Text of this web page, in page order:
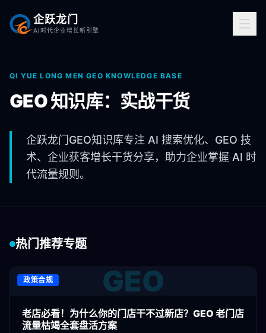
企跃龙门
AI时代企业增长新引擎
QI YUE LONG MEN GEO KNOWLEDGE BASE
GEO 知识库：实战干货
企跃龙门GEO知识库专注 AI 搜索优化、GEO 技
术、企业获客增长干货分享，助力企业掌握 AI 时
代流量规则。
热门推荐专题
政策合规 GEO
老店必看！为什么你的门店干不过新店？GEO 老门店
流量枯竭全套盘活方案